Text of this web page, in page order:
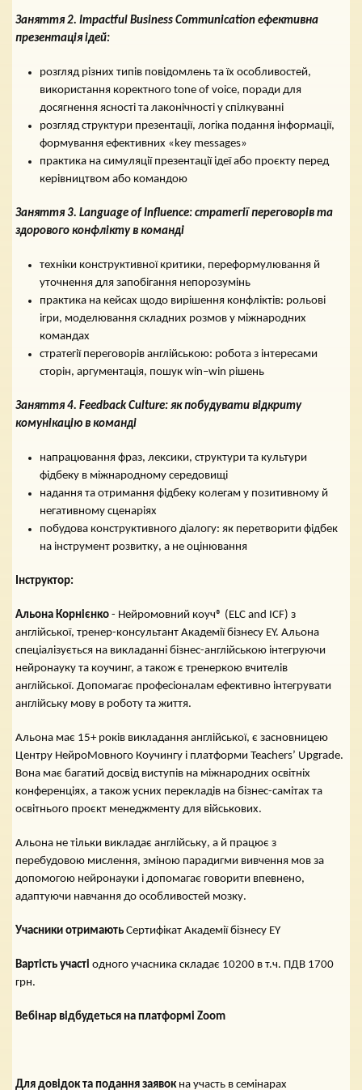
Заняття 2.Impactful Business Communicationефективна
презентація ідей:
розгляд різних типів повідомлень та їх особливостей,
використання коректного tone of voice, поради для
досягнення ясності та лаконічності у спілкуванні
розгляд структури презентації, логіка подання інформації,
формування ефективних «key messages»
практика на симуляції презентації ідеї або проєкту перед
керівництвом або командою
Заняття 3.Language of Influence: стратегії переговорів та
здорового конфлікту в команді
техніки конструктивної критики, переформулювання й
уточнення для запобігання непорозумінь
практика на кейсах щодо вирішення конфліктів: рольові
ігри, моделювання складних розмов у міжнародних
командах
стратегії переговорів англійською: робота з інтересами
сторін, аргументація, пошук win–win рішень
Заняття 4.Feedback Culture: як побудувати відкриту
комунікацію в команді
напрацювання фраз, лексики, структури та культури
фідбеку в міжнародному середовищі
надання та отримання фідбеку колегам у позитивному й
негативному сценаріях
побудова конструктивного діалогу: як перетворити фідбек
на інструмент розвитку, а не оцінювання
Інструктор:
Альона Корнієнко - Нейромовний коуч® (ELC and ICF) з
англійської, тренер-консультант Академії бізнесу EY. Альона
спеціалізується на викладанні бізнес-англійською інтегруючи
нейронауку та коучинг, а також є тренеркою вчителів
англійської. Допомагає професіоналам ефективно інтегрувати
англійську мову в роботу та життя.
Альона має 15+ років викладання англійської, є засновницею
Центру НейроМовного Коучингу і платформи Teachers’ Upgrade.
Вона має багатий досвід виступів на міжнародних освітніх
конференціях, а також усних перекладів на бізнес-самітах та
освітнього проєкт менеджменту для військових.
Альона не тільки викладає англійську, а й працює з
перебудовою мислення, зміною парадигми вивчення мов за
допомогою нейронауки і допомагає говорити впевнено,
адаптуючи навчання до особливостей мозку.
Учасники отримаютьСертифікат Академії бізнесу EY
Вартість участіодного учасника складає 10200 в т.ч. ПДВ 1700
грн.
Вебінар відбудеться на платформі Zoom
Для довідок та подання заявок на участь в семінарах